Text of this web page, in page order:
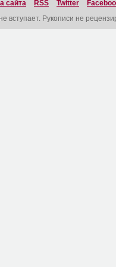
сайта RSS Twitter
вступает. Рукописи не